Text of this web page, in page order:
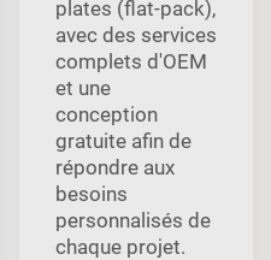
plates (flat-pack),
avec des services
complets d'OEM
et une
conception
gratuite afin de
répondre aux
besoins
personnalisés de
chaque projet.